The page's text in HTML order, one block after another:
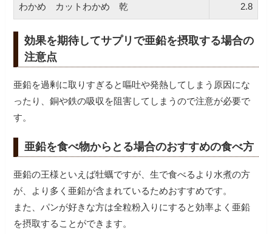
わかめ カットわかめ 乾 2.8
効果を期待してサプリで亜鉛を摂取する場合の
注意点
亜鉛を過剰に取りすぎると嘔吐や発熱してしまう原因にな
ったり、銅や鉄の吸収を阻害してしまうので注意が必要で
す。
亜鉛を食べ物からとる場合のおすすめの食べ方
亜鉛の王様といえば牡蠣ですが、生で食べるより水煮の方
が、より多く亜鉛が含まれているためおすすめです。
また、パンが好きな方は全粒粉入りにすると効率よく亜鉛
を摂取することができます。